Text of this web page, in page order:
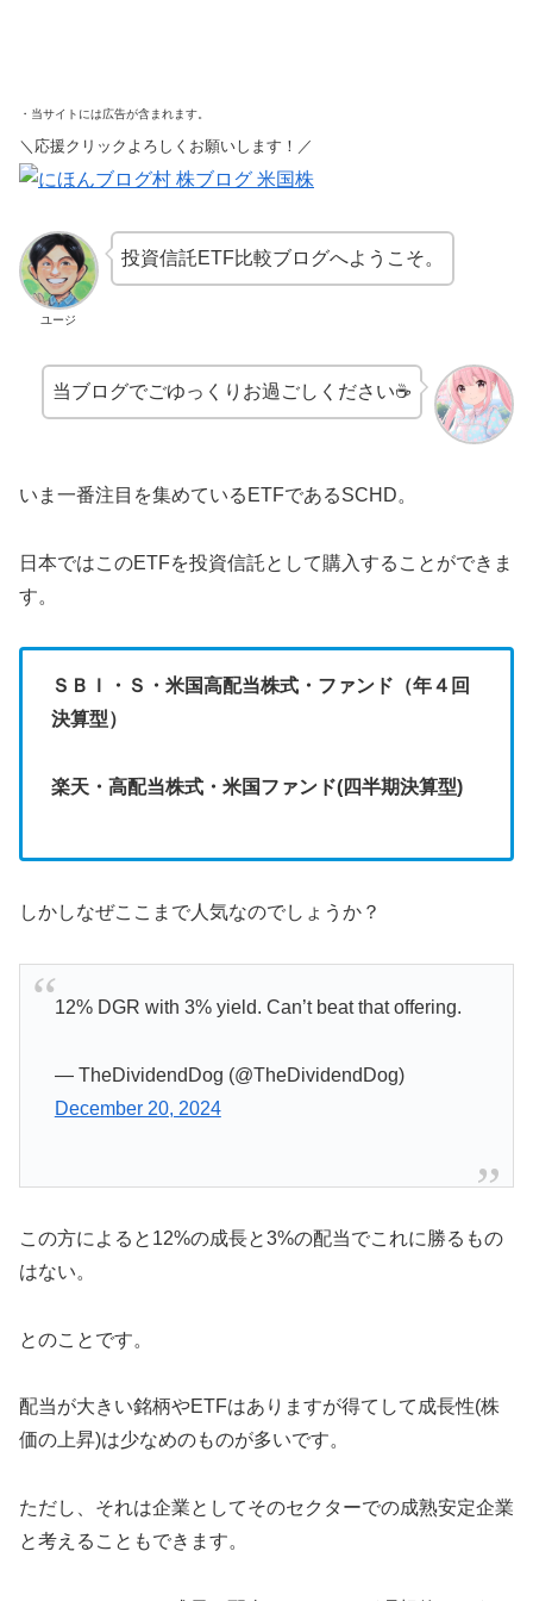
・当サイトには広告が含まれます。
＼応援クリックよろしくお願いします！／
ユージ
投資信託ETF比較ブログへようこそ。
当ブログでごゆっくりお過ごしください☕
いま一番注目を集めているETFであるSCHD。
日本ではこのETFを投資信託として購入することができま
す。
ＳＢＩ・Ｓ・米国高配当株式・ファンド（年４回
決算型）
楽天・高配当株式・米国ファンド(四半期決算型)
しかしなぜここまで人気なのでしょうか？
12% DGR with 3% yield. Can’t beat that offering.
— TheDividendDog (@TheDividendDog)
December 20, 2024
この方によると12%の成長と3%の配当でこれに勝るもの
はない。
とのことです。
配当が大きい銘柄やETFはありますが得てして成長性(株
価の上昇)は少なめのものが多いです。
ただし、それは企業としてそのセクターでの成熟安定企業
と考えることもできます。